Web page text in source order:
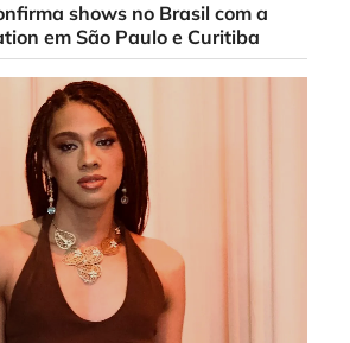
shows no Brasil com a
em São Paulo e Curitiba